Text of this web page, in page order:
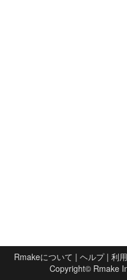
Rmakeについて | ヘルプ| 利
Copyright© Rmake